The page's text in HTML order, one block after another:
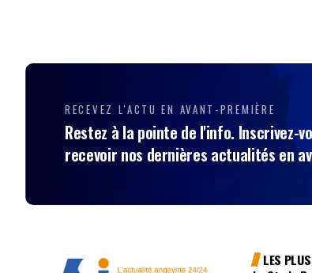
RECEVEZ L'ACTU EN AVANT-PREMIÈRE
Restez à la pointe de l'info. Inscrivez-
recevoir nos dernières actualités en
LES